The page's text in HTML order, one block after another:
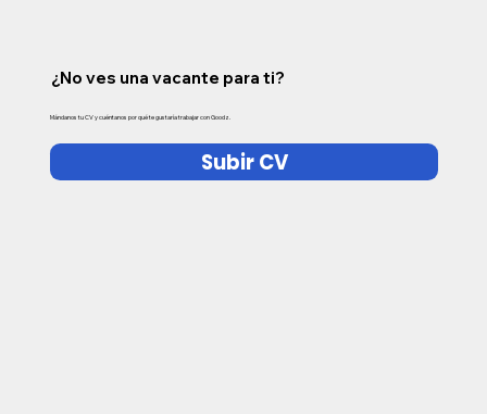
¿No ves una vacante para ti?
Mándanos tu CV y cuéntanos por qué te gustaría trabajar con Goodz.
Subir CV